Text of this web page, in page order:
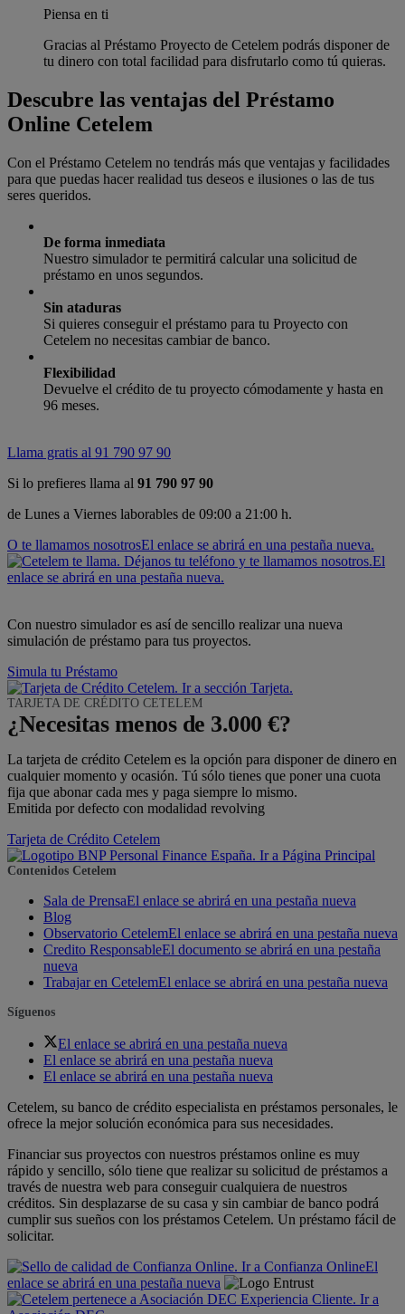
Piensa en ti
Gracias al Préstamo Proyecto de Cetelem podrás disponer de
tu dinero con total facilidad para disfrutarlo como tú quieras.
Descubre las ventajas del Préstamo
Online Cetelem
Con el Préstamo Cetelem no tendrás más que ventajas y facilidades
para que puedas hacer realidad tus deseos e ilusiones o las de tus
seres queridos.
De forma inmediata
Nuestro simulador te permitirá calcular una solicitud de
préstamo en unos segundos.
Sin ataduras
Si quieres conseguir el préstamo para tu Proyecto con
Cetelem no necesitas cambiar de banco.
Flexibilidad
Devuelve el crédito de tu proyecto cómodamente y hasta en
96 meses.
Llama gratis al 91 790 97 90
Si lo prefieres llama al 91 790 97 90
de Lunes a Viernes laborables de 09:00 a 21:00 h.
O te llamamos nosotrosEl enlace se abrirá en una pestaña nueva.
El
enlace se abrirá en una pestaña nueva.
Con nuestro simulador es así de sencillo realizar una nueva
simulación de préstamo para tus proyectos.
Simula tu Préstamo
TARJETA DE CRÉDITO CETELEM
¿Necesitas menos de 3.000 €?
La tarjeta de crédito Cetelem es la opción para disponer de dinero en
cualquier momento y ocasión. Tú sólo tienes que poner una cuota
fija que abonar cada mes y paga siempre lo mismo.
Emitida por defecto con modalidad revolving
Tarjeta de Crédito Cetelem
Contenidos Cetelem
Sala de PrensaEl enlace se abrirá en una pestaña nueva
Blog
Observatorio CetelemEl enlace se abrirá en una pestaña nueva
Credito ResponsableEl documento se abrirá en una pestaña
nueva
Trabajar en CetelemEl enlace se abrirá en una pestaña nueva
Síguenos
El enlace se abrirá en una pestaña nueva
El enlace se abrirá en una pestaña nueva
El enlace se abrirá en una pestaña nueva
Cetelem, su banco de crédito especialista en préstamos personales, le
ofrece la mejor solución económica para sus necesidades.
Financiar sus proyectos con nuestros préstamos online es muy
rápido y sencillo, sólo tiene que realizar su solicitud de préstamos a
través de nuestra web para conseguir cualquiera de nuestros
créditos. Sin desplazarse de su casa y sin cambiar de banco podrá
cumplir sus sueños con los préstamos Cetelem. Un préstamo fácil de
solicitar.
El
enlace se abrirá en una pestaña nueva